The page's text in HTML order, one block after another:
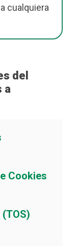
cualquiera
del
a
Cookies